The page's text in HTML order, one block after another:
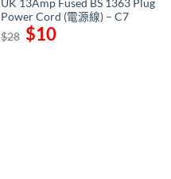
UK 13Amp Fused BS 1363 Plug
Power Cord (電源線) – C7
$28 Original
price
$10Current
price